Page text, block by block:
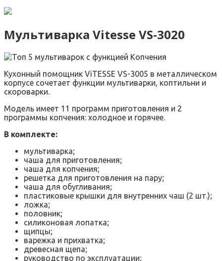
Мультиварка Vitesse VS-3020
Кухонный помощник ViTESSE VS-3005 в металлическом
корпусе сочетает функции мультиварки, коптильни и
скороварки.
Модель имеет 11 программ приготовления и 2
программы копчения: холодное и горячее.
В комплекте:
мультиварка;
чаша для приготовления;
чаша для копчения;
решетка для приготовления на пару;
чаша для обугливания;
пластиковые крышки для внутренних чаш (2 шт.);
ложка;
половник;
силиконовая лопатка;
щипцы;
варежка и прихватка;
древесная щепа;
руководство по эксплуатации;